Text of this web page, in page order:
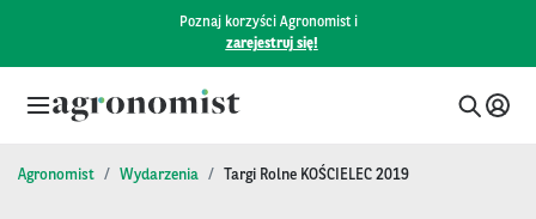
Poznaj korzyści Agronomist i
zarejestruj się!
Agronomist Wydarzenia Targi Rolne KOŚCIELEC 2019